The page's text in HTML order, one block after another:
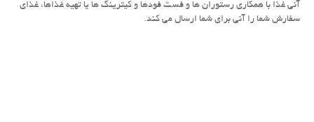
آنی غذا با همكاری رستوران ها و فست فودها و كیترینگ ها یا تهیه غذاها، غذای
سفارش شما را آنی برای شما ارسال می كند.